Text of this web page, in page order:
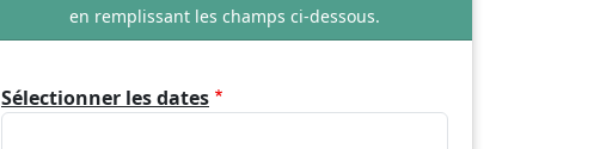
en remplissant les champs ci-dessous.
Sélectionner les dates